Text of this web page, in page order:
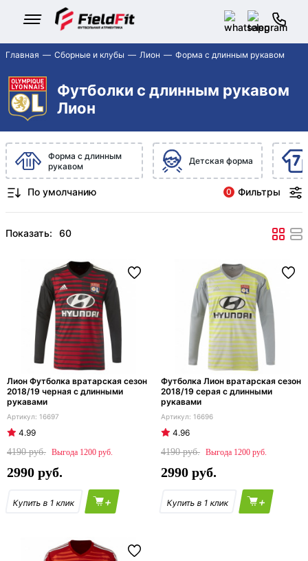
Главная Сборные и клубы Лион Форма с длинным рукавом
Футболки с длинным рукавом
Лион
Форма с длинным
рукавом
Детская форма
0 Фильтры
Показать:
Лион Футболка вратарская сезон
2018/19 черная с длинными
рукавами
16697
4.99
4190
1200
2990
+
Футболка Лион вратарская сезон
2018/19 серая с длинными
рукавами
16696
4.96
4190
1200
2990
+